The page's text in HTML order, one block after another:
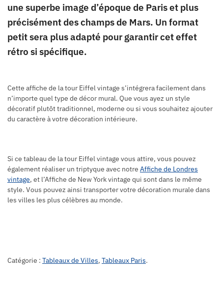
une superbe image d’époque de Paris et plus
précisément des champs de Mars. Un format
petit sera plus adapté pour garantir cet effet
rétro si spécifique.
Cette affiche de la tour Eiffel vintage s’intégrera facilement dans
n’importe quel type de décor mural. Que vous ayez un style
décoratif plutôt traditionnel, moderne ou si vous souhaitez ajouter
du caractère à votre décoration intérieure.
Si ce tableau de la tour Eiffel vintage vous attire, vous pouvez
également réaliser un triptyque avec notre Affiche de Londres
vintage, et l’Affiche de New York vintage qui sont dans le même
style. Vous pouvez ainsi transporter votre décoration murale dans
les villes les plus célèbres au monde.
Catégorie : Tableaux de Villes, Tableaux Paris.